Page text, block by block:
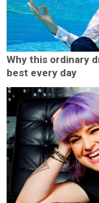
Why this ordinary
best every day